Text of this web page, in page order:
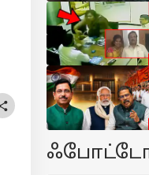
ஃபோட்டோ